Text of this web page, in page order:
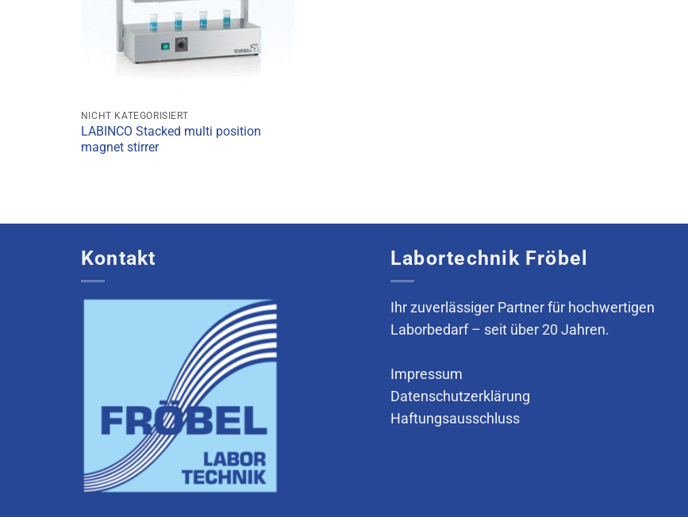
NICHT KATEGORISIERT
LABINCO Stacked multi position
magnet stirrer
Kontakt Labortechnik Fröbel
Ihr zuverlässiger Partner für hochwertigen
Laborbedarf – seit über 20 Jahren.
Impressum
Datenschutzerklärung
Haftungsausschluss